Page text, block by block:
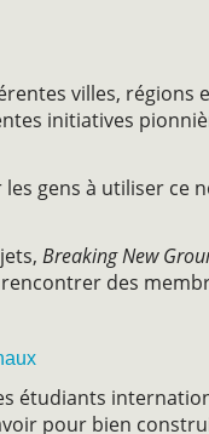
villes, régions
initiatives
les gens à utiliser
Breaking New
des
étudiants
pour bien